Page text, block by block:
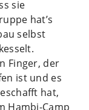
sie
hat’s
selbst
Finger, der
ist und es
hat,
Hambi-Camp